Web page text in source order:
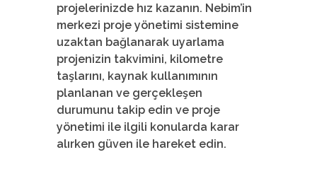
projelerinizde hız kazanın. Nebim’in
merkezi proje yönetimi sistemine
uzaktan bağlanarak uyarlama
projenizin takvimini, kilometre
taşlarını, kaynak kullanımının
planlanan ve gerçekleşen
durumunu takip edin ve proje
yönetimi ile ilgili konularda karar
alırken güven ile hareket edin.